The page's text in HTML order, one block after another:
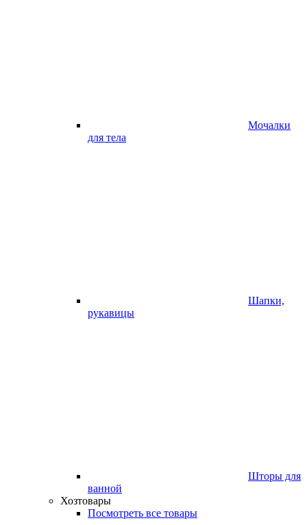
Мочалки
для тела
Шапки,
рукавицы
Шторы для
ванной
Хозтовары
Посмотреть все товары